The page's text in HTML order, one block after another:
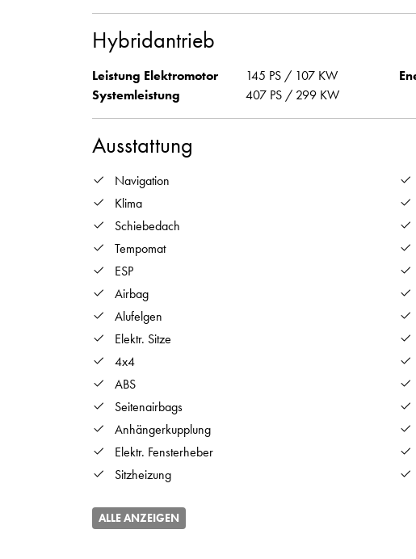
Hybridantrieb
Leistung Elektromotor
145 PS / 107 KW
Systemleistung
407 PS / 299 KW
Ausstattung
Navigation
Klima
Schiebedach
Tempomat
ESP
Airbag
Alufelgen
Elektr. Sitze
4x4
ABS
Seitenairbags
Anhängerkupplung
Elektr. Fensterheber
Sitzheizung
ALLE ANZEIGEN